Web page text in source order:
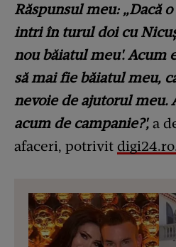
Răspunsul meu: „Dacă
intri în turul doi cu
nou băiatul meu'. Acum
să mai fie băiatul meu,
nevoie de ajutorul meu.
acum de campanie?', a
afaceri, potrivit